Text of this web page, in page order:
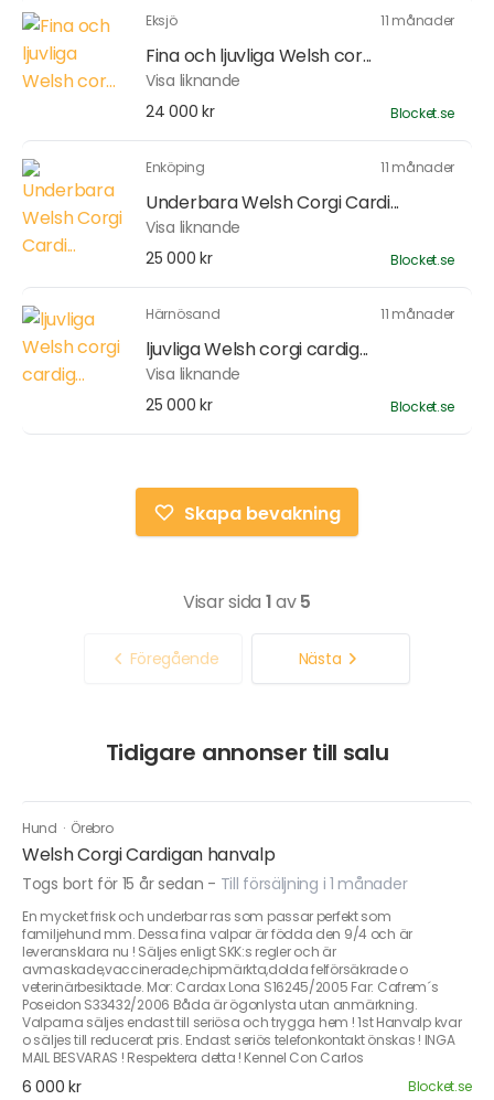
Eksjö 11 månader
Fina och ljuvliga Welsh cor...
Visa liknande
24 000 kr
Blocket.se
Enköping 11 månader
Underbara Welsh Corgi Cardi...
Visa liknande
25 000 kr
Blocket.se
Härnösand 11 månader
ljuvliga Welsh corgi cardig...
Visa liknande
25 000 kr
Blocket.se
Skapa bevakning
Visar sida 1av5
Föregående Nästa
Tidigare annonser till salu
Hund · Örebro
Welsh Corgi Cardigan hanvalp
Togs bort för 15 år sedan - Till försäljning i 1 månader
En mycket frisk och underbar ras som passar perfekt som
familjehund mm. Dessa fina valpar är födda den 9/4 och är
leveransklara nu ! Säljes enligt SKK:s regler och är
avmaskade,vaccinerade,chipmärkta,dolda felförsäkrade o
veterinärbesiktade. Mor: Cardax Lona S16245/2005 Far: Cafrem´s
Poseidon S33432/2006 Båda är ögonlysta utan anmärkning.
Valparna säljes endast till seriösa och trygga hem ! 1st Hanvalp kvar
o säljes till reducerat pris. Endast seriös telefonkontakt önskas ! INGA
MAIL BESVARAS ! Respektera detta ! Kennel Con Carlos
6 000 kr Blocket.se